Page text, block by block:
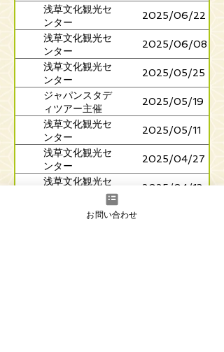
浅草文化観光セ
ンター
2025/06/22
浅草文化観光セ
ンター
2025/06/08
浅草文化観光セ
ンター
2025/05/25
ジャパンスタデ
ィツアー主催
ジョージア工科
大学
2025/05/19
浅草文化観光セ
ンター
2025/05/11
浅草文化観光セ
ンター
2025/04/27
浅草文化観光セ
2025/04/13
浅草文化観光セお問い合わせ